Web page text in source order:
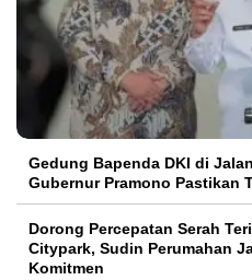
Gedung Bapenda DKI di
Gubernur Pramono Pastikan
Dorong Percepatan Serah
Citypark, Sudin Perumahan
Komitmen